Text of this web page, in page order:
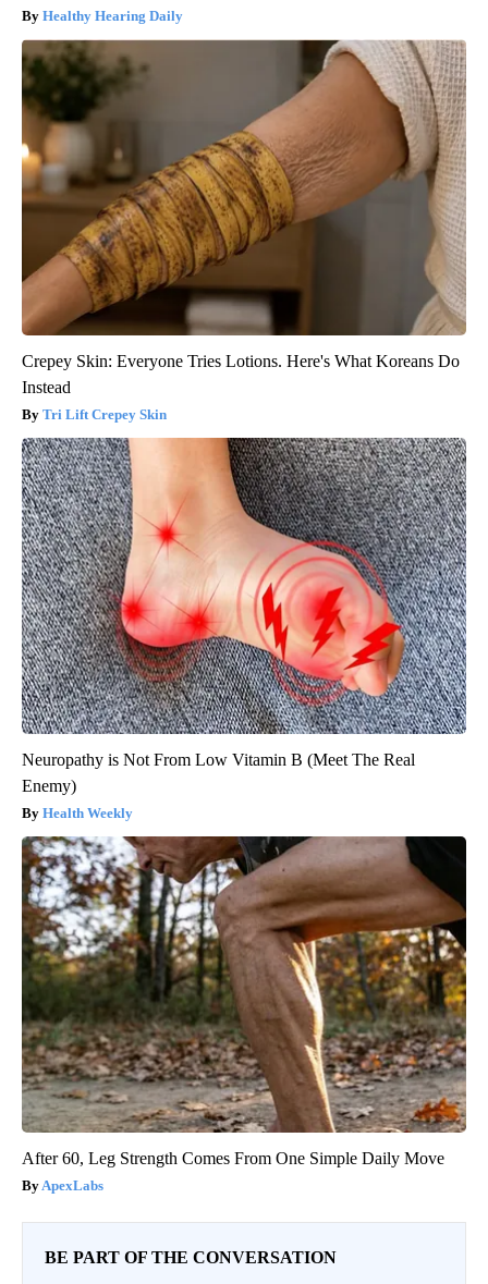
Healthy Hearing Daily
Crepey Skin: Everyone Tries Lotions. Here's What Koreans Do
Instead
Tri Lift Crepey Skin
Neuropathy is Not From Low Vitamin B (Meet The Real
Enemy)
Health Weekly
After 60, Leg Strength Comes From One Simple Daily Move
ApexLabs
BE PART OF THE CONVERSATION